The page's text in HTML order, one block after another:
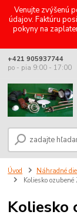
Venujte zvýšenú
údajov. Faktúru
pokyny na
+421 905937744
po - pia 9:00 - 17:00
Úvod Náhradné
Koliesko ozubené
Koliesko